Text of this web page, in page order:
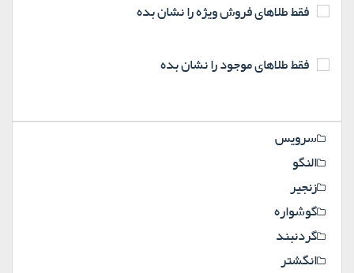
فقط طلاهای فروش ویژه را نشان بده
فقط طلاهای موجود را نشان بده
سرویس
النگو
زنجیر
گوشواره
گردنبند
انگشتر